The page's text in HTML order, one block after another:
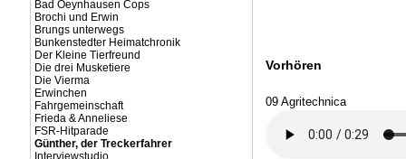
Bad Oeynhausen Cops
Brochi und Erwin
Brungs unterwegs
Bunkenstedter Heimatchronik
Der Kleine Tierfreund
Die drei Musketiere
Die Vierma
Erwinchen
Fahrgemeinschaft
Frieda & Anneliese
FSR-Hitparade
Günther, der Treckerfahrer
Interviewstudio
Vorhören
09 Agritechnica